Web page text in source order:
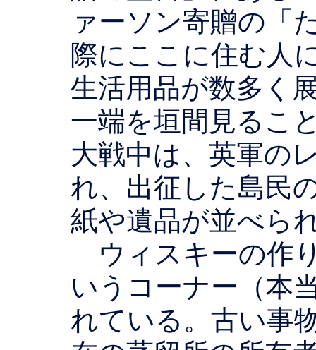
ァーソン寄贈の「
際にここに住む人
生活用品が数多く
一端を垣間見るこ
大戦中は、英軍の
れ、出征した島民
紙や遺品が並べら
ウィスキーの作
いうコーナー（本
れている。古い事